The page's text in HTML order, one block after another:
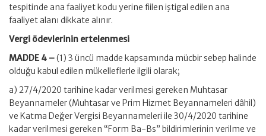
tespitinde ana faaliyet kodu yerine fiilen iştigal edilen ana
faaliyet alanı dikkate alınır.
Vergi ödevlerinin ertelenmesi
MADDE 4 –(1) 3 üncü madde kapsamında mücbir sebep halinde
olduğu kabul edilen mükelleflerle ilgili olarak;
a) 27/4/2020 tarihine kadar verilmesi gereken Muhtasar
Beyannameler (Muhtasar ve Prim Hizmet Beyannameleri dâhil)
ve Katma Değer Vergisi Beyannameleri ile 30/4/2020 tarihine
kadar verilmesi gereken “Form Ba-Bs” bildirimlerinin verilme ve